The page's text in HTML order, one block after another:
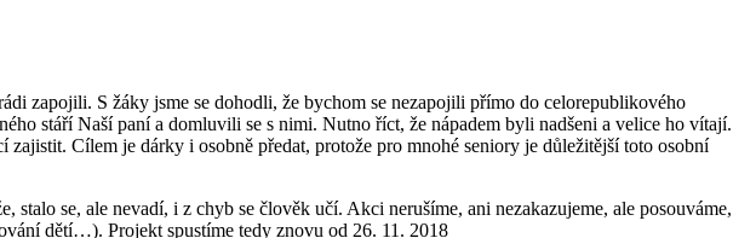
zapojili. S žáky jsme se dohodli, že bychom se nezapojili přímo do celorepublikového
stáří Naší paní a domluvili se s nimi. Nutno říct, že nápadem byli nadšeni a velice ho vítají.
Cílem je dárky i osobně předat, protože pro mnohé seniory je důležitější toto osobní
se, ale nevadí, i z chyb se člověk učí. Akci nerušíme, ani nezakazujeme, ale posouváme,
dětí…). Projekt spustíme tedy znovu od 26. 11. 2018